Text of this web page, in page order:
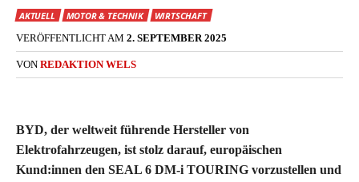
AKTUELL MOTOR & TECHNIK
WIRTSCHAFT
VERÖFFENTLICHT AM 2. SEPTEMBER 2025
VON REDAKTION WELS
BYD, der weltweit führende Hersteller von
Elektrofahrzeugen, ist stolz darauf, europäischen
Kund:innen den SEAL 6 DM-i TOURING vorzustellen und